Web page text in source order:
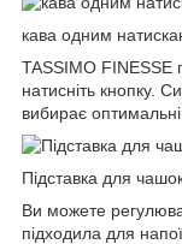
кава одним
TASSIMO FINESSE
натисніть кнопку.
вибирає
Підставка для
Ви можете
підходила для